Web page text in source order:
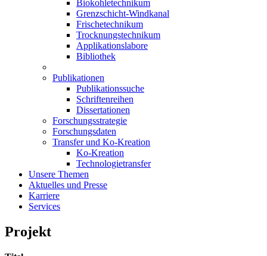
Biokohletechnikum
Grenzschicht-Windkanal
Frischetechnikum
Trocknungstechnikum
Applikationslabore
Bibliothek
Publikationen
Publikationssuche
Schriftenreihen
Dissertationen
Forschungsstrategie
Forschungsdaten
Transfer und Ko-Kreation
Ko-Kreation
Technologietransfer
Unsere Themen
Aktuelles und Presse
Karriere
Services
Projekt